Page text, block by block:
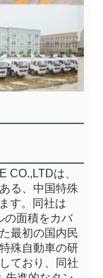
CO.,LTDは、
る、中国特殊
す。同社は
の面積をカバ
最初の国内民
殊自動車の研
ており、同社